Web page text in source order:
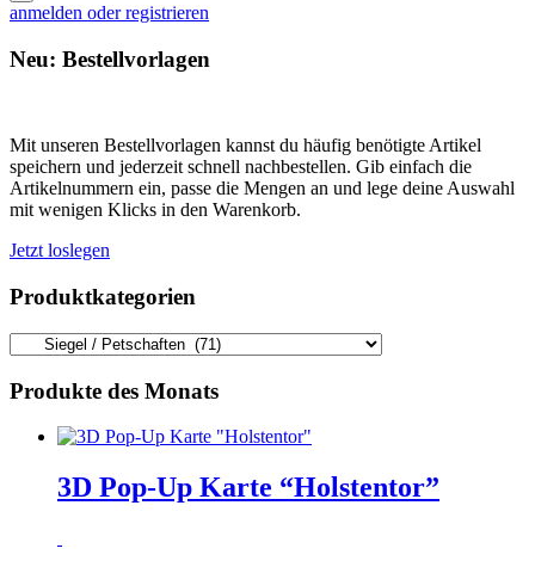
anmelden oder registrieren
Neu: Bestellvorlagen
Mit unseren Bestellvorlagen kannst du häufig benötigte Artikel
speichern und jederzeit schnell nachbestellen. Gib einfach die
Artikelnummern ein, passe die Mengen an und lege deine Auswahl
mit wenigen Klicks in den Warenkorb.
Jetzt loslegen
Produktkategorien
Produkte des Monats
3D Pop-Up Karte “Holstentor”